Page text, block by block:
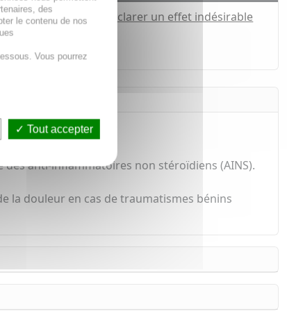
Déclarer un effet indésirable
des anti-inflammatoires non stéroïdiens (AINS).
la douleur en cas de traumatismes bénins
des
le contenu de nos
Vous pourrez
Tout accepter